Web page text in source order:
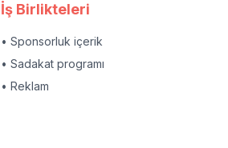
İş Birlikteleri
• Sponsorluk içerik
• Sadakat programı
• Reklam